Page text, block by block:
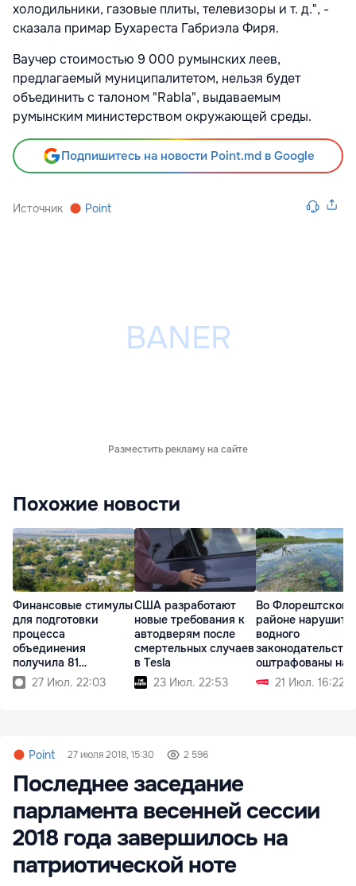
холодильники, газовые плиты, телевизоры и т. д.", -
сказала примар Бухареста Габриэла Фиря.
Ваучер стоимостью 9 000 румынских леев,
предлагаемый муниципалитетом, нельзя будет
объединить с талоном "Rabla", выдаваемым
румынским министерством окружающей среды.
Подпишитесь на новости Point.md в Google
Источник Point
Разместить рекламу на сайте
Похожие новости
Финансовые стимулы
для подготовки
процесса
объединения
получила 81
примэрия
27 Июл. 22:03
США разработают
новые требования к
автодверям после
смертельных случаев
в Tesla
23 Июл. 22:53
Во Флорештском
районе
водного
законодательства
оштрафованы на
тыс. леев
21 Июл. 16:22
Point 27 июля 2018, 15:30 2 596
Последнее заседание
парламента весенней сессии
2018 года завершилось на
патриотической ноте